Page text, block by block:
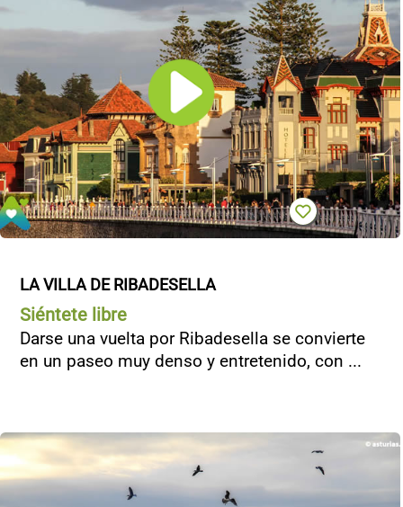
LA VILLA DE RIBADESELLA
Siéntete libre
Darse una vuelta por Ribadesella se convierte
en un paseo muy denso y entretenido, con ...